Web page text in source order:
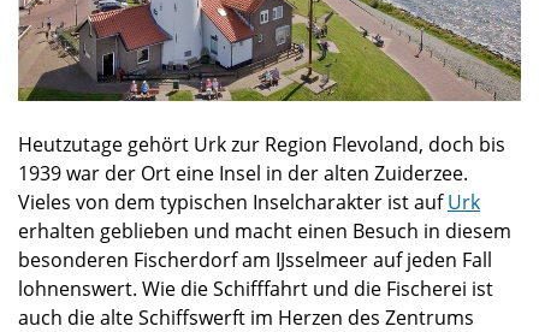
Heutzutage gehört Urk zur Region Flevoland, doch bis
1939 war der Ort eine Insel in der alten Zuiderzee.
Vieles von dem typischen Inselcharakter ist aufUrk
erhalten geblieben und macht einen Besuch in diesem
besonderen Fischerdorf am IJsselmeer auf jeden Fall
lohnenswert. Wie die Schifffahrt und die Fischerei ist
auch die alte Schiffswerft im Herzen des Zentrums